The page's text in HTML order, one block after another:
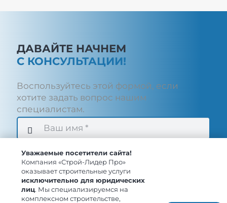
ДАВАЙТЕ НАЧНЕМ
С КОНСУЛЬТАЦИИ!
Воспользуйтесь этой формой, если
хотите задать вопрос нашим
специалистам.
Отправить
Уважаемые посетители сайта!
Компания «Строй-Лидер Про»
оказывает строительные услуги
исключительно для юридических
лиц. Мы специализируемся на
комплексном строительстве,